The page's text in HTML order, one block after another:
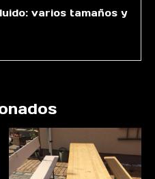
varios tamaños y